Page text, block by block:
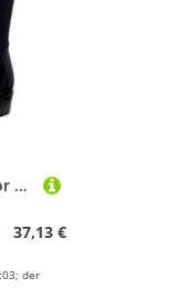
Regenstiefel Damen Outdoor Wasserdicht rutschfest Küche, Arbeit Gummischuhe Winter Mittelhohe Für Industrie Handwerk(Black,37)
37,13 €
der